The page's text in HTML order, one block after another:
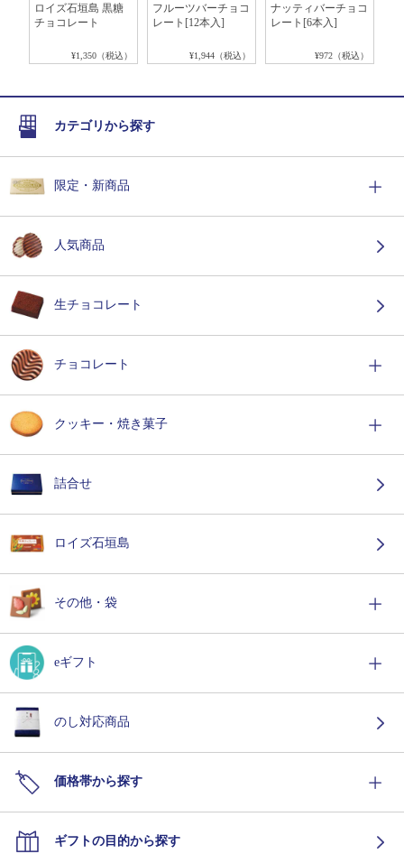
ロイズ石垣島 黒糖
チョコレート
¥1,350（税込）
フルーツバーチョコ
レート[12本入]
¥1,944（税込）
ナッティバーチョコ
レート[6本入]
¥972（税込）
カテゴリから探す
限定・新商品
人気商品
生チョコレート
チョコレート
クッキー・焼き菓子
詰合せ
ロイズ石垣島
その他・袋
eギフト
のし対応商品
価格帯から探す
ギフトの目的から探す